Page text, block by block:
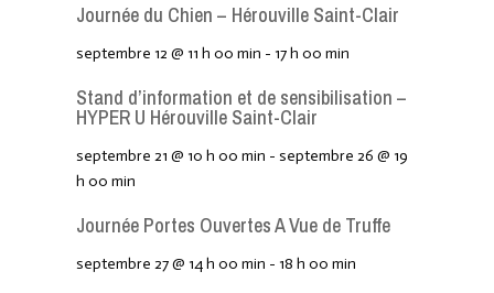
Journée du Chien – Hérouville Saint-Clair
septembre 12 @ 11 h 00 min - 17 h 00 min
Stand d’information et de sensibilisation –
HYPER U Hérouville Saint-Clair
septembre 21 @ 10 h 00 min - septembre 26 @ 19
h 00 min
Journée Portes Ouvertes A Vue de Truffe
septembre 27 @ 14 h 00 min - 18 h 00 min